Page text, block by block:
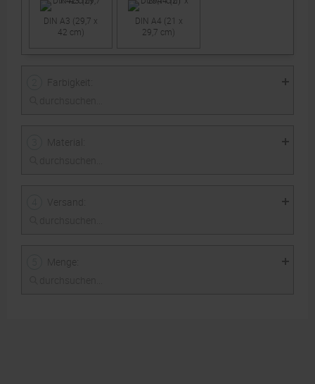
DIN A3 (29,7 x
42 cm)
DIN A4 (21 x
29,7 cm)
Farbigkeit
Material
Versand
Standard
Menge